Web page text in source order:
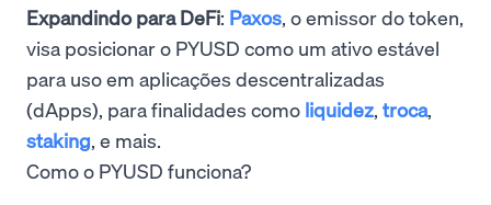
Expandindo para DeFi: Paxos, o emissor do token,
visa posicionar o PYUSD como um ativo estável
para uso em aplicações descentralizadas
(dApps), para finalidades como liquidez, troca,
staking, e mais.
Como o PYUSD funciona?